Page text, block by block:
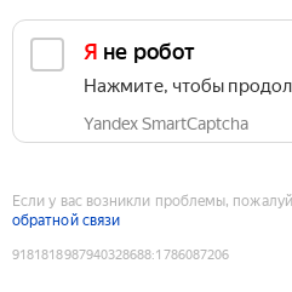
Я не робот
Нажмите, чтобы
Yandex SmartCaptcha
Если у вас возникли проблемы,
обратной связи
9181818987940328688:1786087206